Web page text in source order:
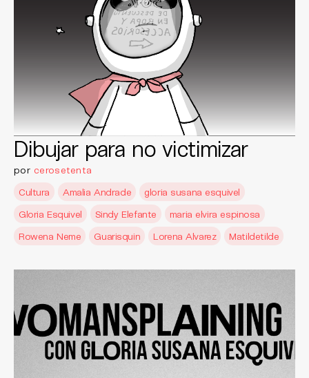
Dibujar para no victimizar
por cerosetenta
Cultura
Amalia Andrade
gloria susana esquivel
Gloria Esquivel
Sindy Elefante
maria elvira espinosa
Rowena Neme
Guarisquin Lorena Alvarez Matildetilde